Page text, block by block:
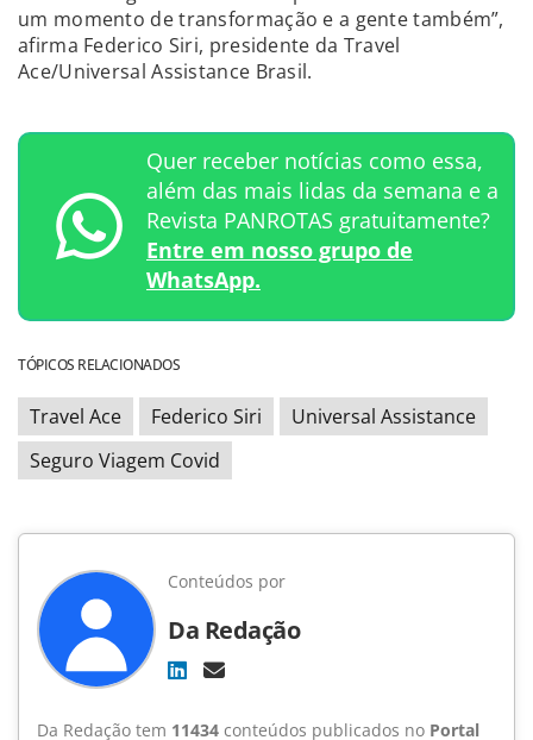
um momento de transformação e a gente também”,
afirma Federico Siri, presidente da Travel
Ace/Universal Assistance Brasil.
Quer receber notícias como essa,
além das mais lidas da semana e a
Revista PANROTAS gratuitamente?
Entre em nosso grupo de
WhatsApp.
TÓPICOS RELACIONADOS
Travel Ace Federico Siri
Universal Assistance
Seguro Viagem Covid
Conteúdos por
Da Redação
Da Redação tem 11434 conteúdos publicados no Portal